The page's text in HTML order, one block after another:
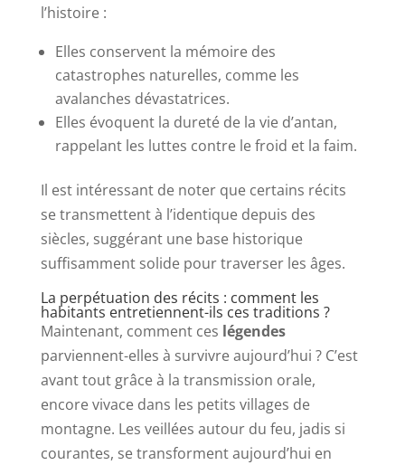
l’histoire :
Elles conservent la mémoire des
catastrophes naturelles, comme les
avalanches dévastatrices.
Elles évoquent la dureté de la vie d’antan,
rappelant les luttes contre le froid et la faim.
Il est intéressant de noter que certains récits
se transmettent à l’identique depuis des
siècles, suggérant une base historique
suffisamment solide pour traverser les âges.
La perpétuation des récits : comment les
habitants entretiennent-ils ces traditions ?
Maintenant, comment ces légendes
parviennent-elles à survivre aujourd’hui ? C’est
avant tout grâce à la transmission orale,
encore vivace dans les petits villages de
montagne. Les veillées autour du feu, jadis si
courantes, se transforment aujourd’hui en